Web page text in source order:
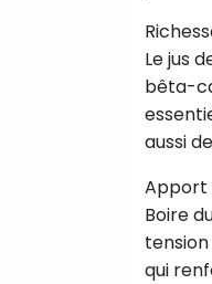
Le jus
bêta-
aussi
Apport
Boire
qui